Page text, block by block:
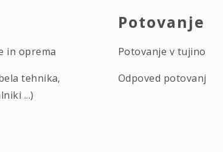
in oprema
tehnika,
...)
Potovanje
Potovanje v tujino
Odpoved potovanj